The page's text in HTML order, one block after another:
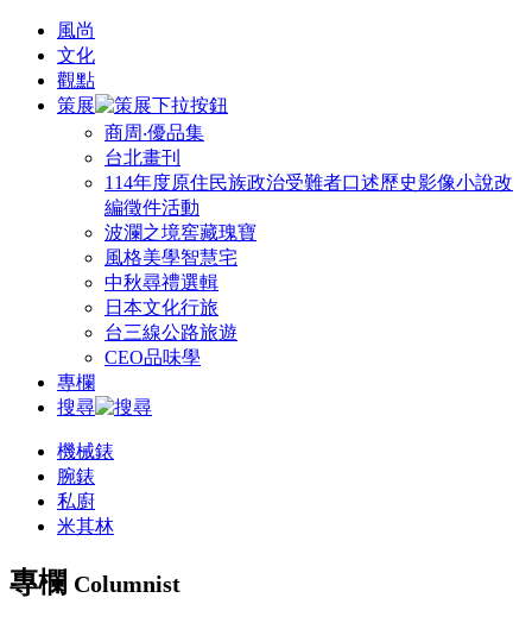
風尚
文化
觀點
策展
商周‧優品集
台北畫刊
114年度原住民族政治受難者口述歷史影像小說改
編徵件活動
波瀾之境窖藏瑰寶
風格美學智慧宅
中秋尋禮選輯
日本文化行旅
台三線公路旅遊
CEO品味學
專欄
搜尋
機械錶
腕錶
私廚
米其林
專欄 Columnist